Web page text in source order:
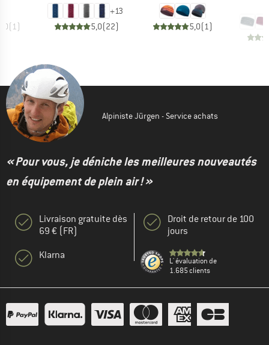
(1)
+13
5,0(22) 5,0(1)
Alpiniste Jürgen - Service achats
« Pour vous, je déniche les meilleures nouveautés
en équipement de plein air ! »
Livraison gratuite dès
69 € (FR)
Klarna
Droit de retour de 100
jours
L' évaluation de
1.685 clients